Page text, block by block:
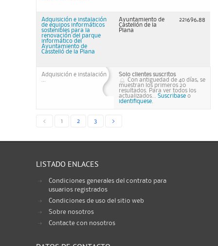
Adquisición e instalación
de equipos informáticos
sostenibles para la
renovación del parque
informático del
Ayuntamiento de
Casstelló de la Plana
Ayuntamiento de
Castellón de la
Plana
221696,88
Adquisición e instalación
Solo clientes suscritos
Con antiguedad de 40 días, se
muestran los primeros 20
resultados. Para ver todos los
actualizados... Suscribase o
identifiquese.
< 1 2 3 >
LISTADO ENLACES
Condiciones generales del contrato para
usuarios registrados
Condiciones de uso del sitio web
Sobre nosotros
Contacte con nosotros